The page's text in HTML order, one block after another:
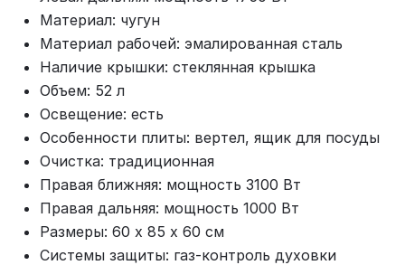
Материал: чугун
Материал рабочей: эмалированная сталь
Наличие крышки: стеклянная крышка
Объем: 52 л
Освещение: есть
Особенности плиты: вертел, ящик для посуды
Очистка: традиционная
Правая ближняя: мощность 3100 Вт
Правая дальняя: мощность 1000 Вт
Размеры: 60 х 85 х 60 см
Системы защиты: газ-контроль духовки